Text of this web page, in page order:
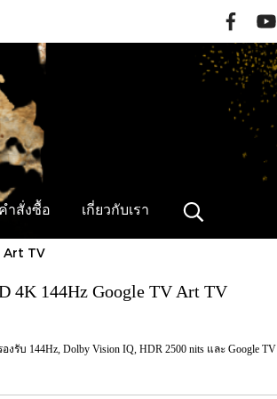
ำสั่งซื้อ เกี่ยวกับเรา
Art TV
4K 144Hz Google TV Art TV
รับ 144Hz, Dolby Vision IQ, HDR 2500 nits และ Google TV